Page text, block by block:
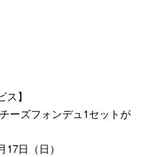
】
ーズフォンデュ1セットが
日（日）